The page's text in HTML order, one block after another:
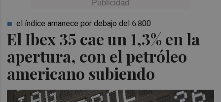
El Ibex 35 cae un 1,3% en la
apertura, con el petróleo
americano subiendo
el índice amanece por debajo del 6.800